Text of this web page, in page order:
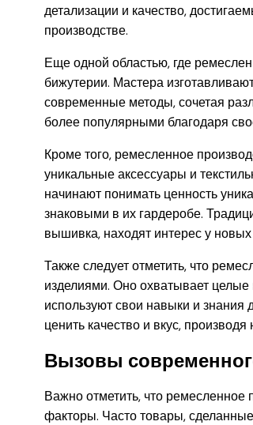
детализации и качество,
производстве.
Еще одной областью, где
бижутерии. Мастера
современные методы, сочетая
более популярными благодаря
Кроме того, ремесленное
уникальные аксессуары и
начинают понимать ценность
знаковыми в их гардеробе.
вышивка, находят интерес у
Также следует отметить, что
изделиями. Оно охватывает целые
используют свои навыки и
ценить качество и вкус,
Вызовы
Важно отметить, что
факторы. Часто товары,